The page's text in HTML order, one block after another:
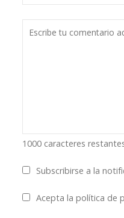
1000 caracteres
Subscribirse a la
Acepta la política de